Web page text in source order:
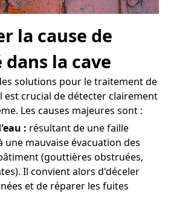
la cause de
la cave
solutions pour le traitement de
est crucial de détecter clairement
Les causes majeures sont :
: résultant de une faille
une mauvaise évacuation des
(gouttières obstruées,
Il convient alors d'déceler
et de réparer les fuites